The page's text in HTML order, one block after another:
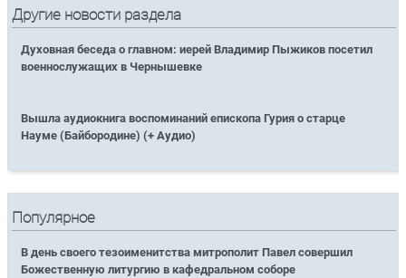
Другие новости раздела
Духовная беседа о главном: иерей Владимир Пыжиков посетил
военнослужащих в Чернышевке
Вышла аудиокнига воспоминаний епископа Гурия о старце
Науме (Байбородине) (+ Аудио)
Популярное
В день своего тезоименитства митрополит Павел совершил
Божественную литургию в кафедральном соборе